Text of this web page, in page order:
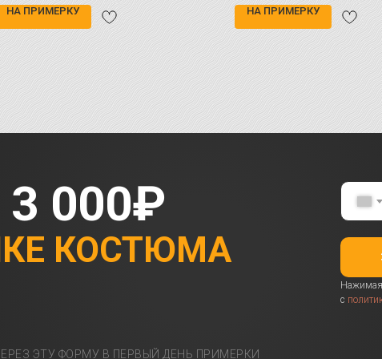
НА ПРИМЕРКУ НА ПРИМЕРКУ
КОСТЮМА
000₽
ЭТУ ФОРМУ В ПЕРВЫЙ ДЕНЬ ПРИМЕРКИ
Нажимая
с